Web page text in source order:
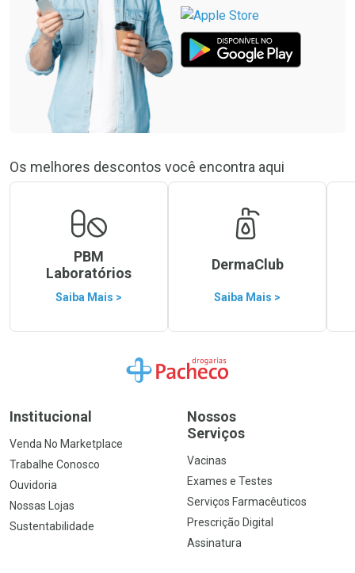
Os melhores descontos você encontra aqui
PBM
Laboratórios
Saiba Mais >
DermaClub
Saiba Mais >
Ir para a Home
Institucional
Venda No Marketplace
Trabalhe Conosco
Ouvidoria
Nossas Lojas
Sustentabilidade
Nossos
Serviços
Vacinas
Exames e Testes
Serviços Farmacêuticos
Prescrição Digital
Assinatura